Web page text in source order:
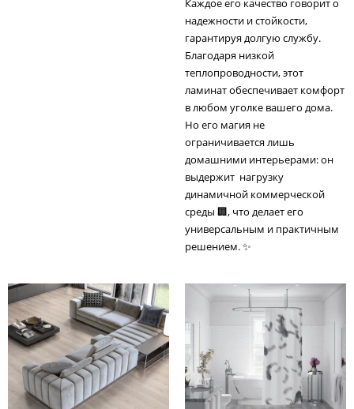
Каждое его качество говорит о
надежности и стойкости,
гарантируя долгую службу.
Благодаря низкой
теплопроводности, этот
ламинат обеспечивает комфорт
в любом уголке вашего дома.
Но его магия не
ограничивается лишь
домашними интерьерами: он
выдержит нагрузку
динамичной коммерческой
среды 🏢, что делает его
универсальным и практичным
решением. ✨